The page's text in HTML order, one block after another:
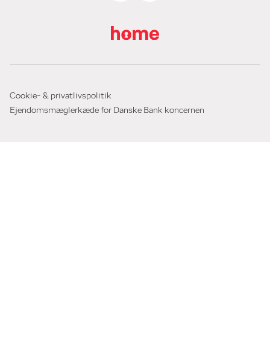
Cookie- & privatlivspolitik
Ejendomsmæglerkæde for Danske Bank koncernen